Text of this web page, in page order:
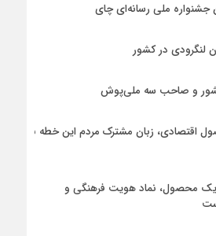
جشنواره ملی رسانه‌ای چای
لنگرودی در کشور
و صاحب سه ملی‌پوش
اقتصادی، زبان مشترک مردم این خطه با
یک محصول، نماد هویت فرهنگی و